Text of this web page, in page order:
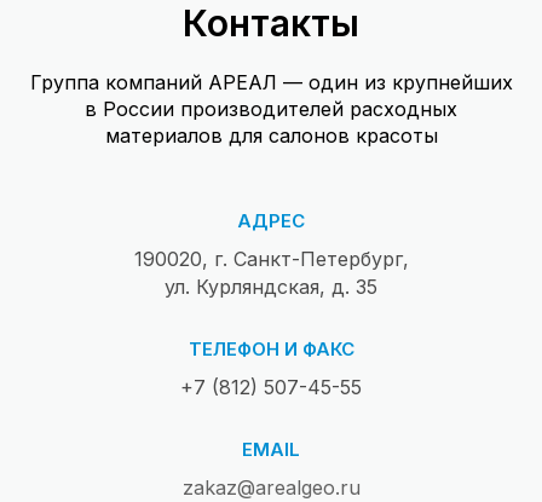
Контакты
Группа компаний АРЕАЛ — один из крупнейших
в России производителей расходных
материалов для салонов красоты
АДРЕС
190020, г. Санкт-Петербург,
ул. Курляндская, д. 35
ТЕЛЕФОН И ФАКС
+7 (812) 507-45-55
EMAIL
zakaz@arealgeo.ru